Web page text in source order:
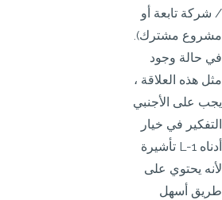
/ شركة تابعة أو
مشروع مشترك).
في حالة وجود
مثل هذه العلاقة ،
يجب على الأجنبي
التفكير في خيار
تأشيرة L-1 أدناه
لأنه يحتوي على
طريق أسهل